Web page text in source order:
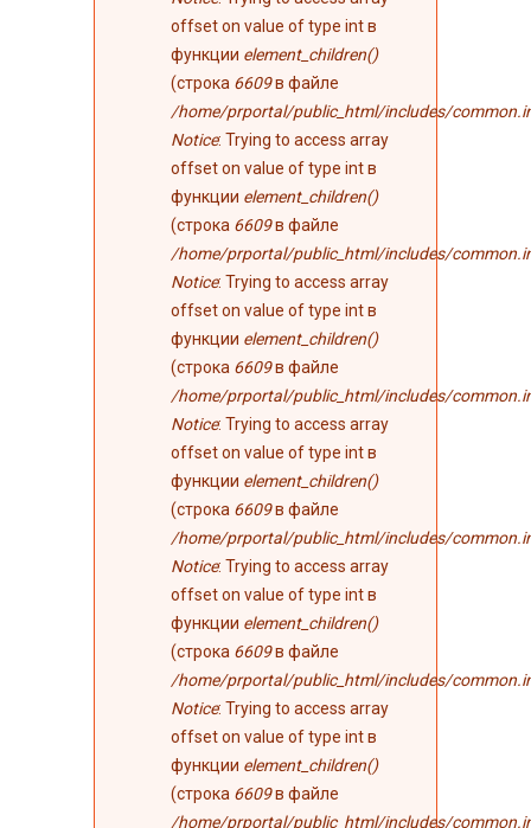
offset on value of type int в
функции element_children()
(строка 6609в файле
/home/prportal/public_html/includes/
Notice: Trying to access array
offset on value of type int в
функции element_children()
(строка 6609в файле
/home/prportal/public_html/includes/
Notice: Trying to access array
offset on value of type int в
функции element_children()
(строка 6609в файле
/home/prportal/public_html/includes/
Notice: Trying to access array
offset on value of type int в
функции element_children()
(строка 6609в файле
/home/prportal/public_html/includes/
Notice: Trying to access array
offset on value of type int в
функции element_children()
(строка 6609в файле
/home/prportal/public_html/includes/
Notice: Trying to access array
offset on value of type int в
функции element_children()
(строка 6609в файле
/home/prportal/public_html/includes/